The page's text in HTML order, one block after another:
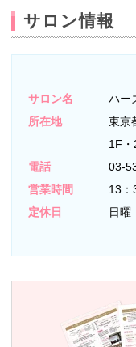
サロン情報
サロン名
ハー
所在地
東京
1F・
電話
03-
営業時間
13：
定休日
日曜